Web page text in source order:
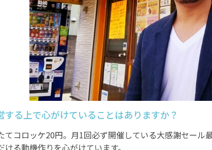
る上で心がけていることはありますか？
てコロッケ20円。月1回必ず開催している大感謝セー
ける動機作りを心がけています。